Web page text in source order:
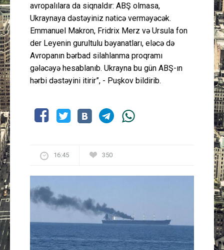
avropalılara da siqnaldır: ABŞ olmasa,
Ukraynaya dəstəyiniz nəticə verməyəcək.
Emmanuel Makron, Fridrix Merz və Ursula fon
der Leyenin gurultulu bəyanatları, eləcə də
Avropanın bərbad silahlanma proqramı
gələcəyə hesablanıb. Ukrayna bu gün ABŞ-ın
hərbi dəstəyini itirir”, - Puşkov bildirib.
16:45 350